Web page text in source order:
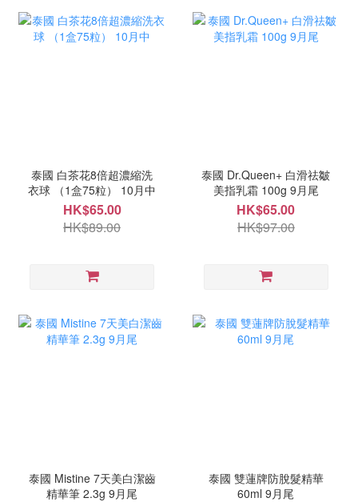
泰國 白茶花8倍超濃縮洗
衣球 （1盒75粒） 10月中
HK$65.00
HK$89.00
泰國 Dr.Queen+ 白滑祛皺
美指乳霜 100g 9月尾
HK$65.00
HK$97.00
泰國 Mistine 7天美白潔齒
精華筆 2.3g 9月尾
泰國 雙蓮牌防脫髮精華
60ml 9月尾